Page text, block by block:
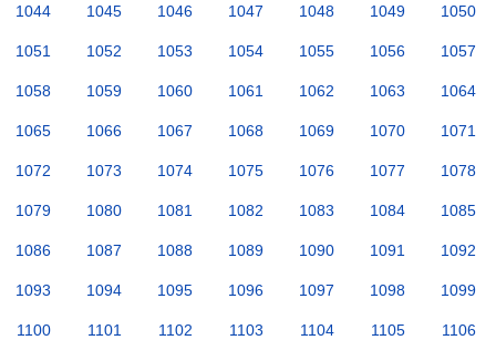
1044 1045 1046 1047 1048 1049 1050
1051 1052 1053 1054 1055 1056 1057
1058 1059 1060 1061 1062 1063 1064
1065 1066 1067 1068 1069 1070 1071
1072 1073 1074 1075 1076 1077 1078
1079 1080 1081 1082 1083 1084 1085
1086 1087 1088 1089 1090 1091 1092
1093 1094 1095 1096 1097 1098 1099
1100 1101 1102 1103 1104 1105 1106